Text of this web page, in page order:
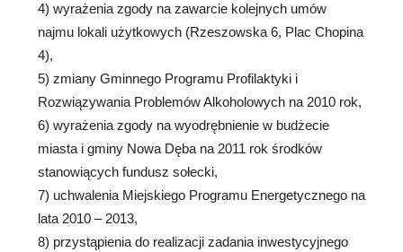
4) wyrażenia zgody na zawarcie kolejnych umów
najmu lokali użytkowych (Rzeszowska 6, Plac Chopina
4),
5) zmiany Gminnego Programu Profilaktyki i
Rozwiązywania Problemów Alkoholowych na 2010 rok,
6) wyrażenia zgody na wyodrębnienie w budżecie
miasta i gminy Nowa Dęba na 2011 rok środków
stanowiących fundusz sołecki,
7) uchwalenia Miejskiego Programu Energetycznego na
lata 2010 – 2013,
8) przystąpienia do realizacji zadania inwestycyjnego